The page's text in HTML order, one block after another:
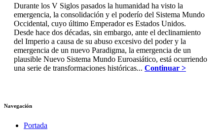
Durante los V Siglos pasados la humanidad ha visto la
emergencia, la consolidación y el poderío del Sistema Mundo
Occidental, cuyo último Emperador es Estados Unidos.
Desde hace dos décadas, sin embargo, ante el declinamiento
del Imperio a causa de su abuso excesivo del poder y la
emergencia de un nuevo Paradigma, la emergencia de un
plausible Nuevo Sistema Mundo Euroasiático, está ocurriendo
una serie de transformaciones históricas... Continuar >
Navegación
Portada